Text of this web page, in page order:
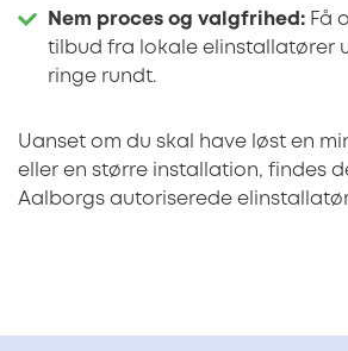
Nem proces og valgfrihed: Få
tilbud fra lokale elinstallatører
ringe rundt.
Uanset om du skal have løst en
eller en større installation, findes
Aalborgs autoriserede